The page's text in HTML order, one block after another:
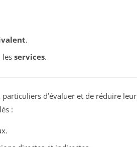
.
services.
d’évaluer et de réduire leur
: